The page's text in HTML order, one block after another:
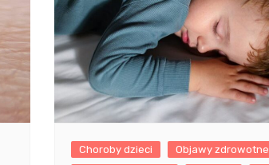
Choroby dzieci
Objawy zdrowotne